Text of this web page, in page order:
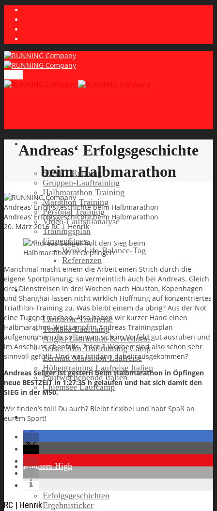
Lauftraining
START Running
Gruppen-Lauftraining
Halbmarathon Training
Marathon Training
Personal Training
Video-Laufstilanalyse
Trainingsplan
Firmenfitness
Work-Life-Balance-Tag
Referenzen
Laufreisen
Lanzarote Laufreise
Toskana Laufcamp
Allgäu Laufurlaub & Wellness
Seiser Alm Trailrunning Camp
Zermatt Marathon Laufreise
Höhentraining Laufreise Italien
Laufwochenende Italien
Chiemsee Laufcamp
Gutschein
Runners High
Erfolgsgeschichten
Ergebnisticker
Andreas‘ Erfolgsgeschichte
beim Halbmarathon
Andreas‘ Erfolgsgeschichte beim Halbmarathon
Andreas‘ Erfolgsgeschichte beim Halbmarathon
20. März 2016 RC | Henrik
Manchmal macht einem die Arbeit einen Strich durch die
eigene Sportplanung; so vermeintlich auch bei Andreas. Gleich
drei Dienstreisen in drei Wochen nach Houston, Kopenhagen
und Shanghai lassen nicht wirklich Hoffnung auf konzentriertes
Triathlon-Training zu. Was bleibt einem da übrig? Aus der Not
eine Tugend machen. Also haben wir kurzer Hand einen
Halbmarathon-Wettkampf in Andreas Trainingsplan
aufgenommen, da sollte man sich im Vorfeld gut ausruhen und
im Anschluss ebenfalls. 2 der 3 Wochen sind also schon sehr
sinnvoll gefüllt. Und was ist dann dabei rausgekommen?
Andreas Seliger ist gestern beim Halbmarathon in Öpfingen
neue BESTZEIT in 1:27:35 h gelaufen und hat sich damit den
SIEG in der M50.
Wir finden’s toll! Du auch? Bleibt flexibel und habt Spaß an
eurem Sport!
RC | Henrik